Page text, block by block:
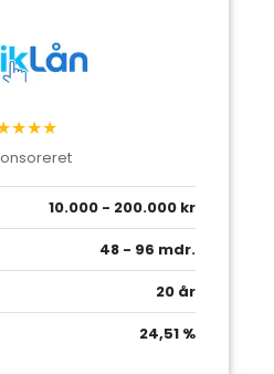
10.000 - 200.000 kr
48 - 96 mdr.
20 år
24,51 %